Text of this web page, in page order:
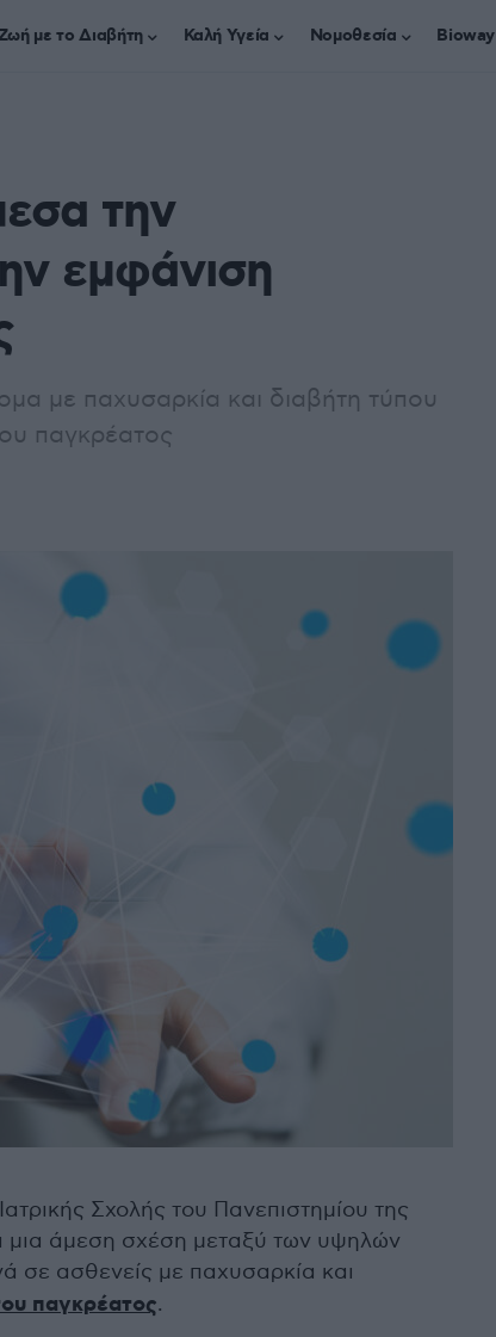
Ζωή με το Διαβήτη Καλή Υγεία Νομοθεσία Bioway
την
εμφάνιση
με παχυσαρκία και διαβήτη τύπου
παγκρέατος
Σχολής του Πανεπιστημίου της
μια άμεση σχέση μεταξύ των υψηλών
σε ασθενείς με παχυσαρκία και
παγκρέατος.